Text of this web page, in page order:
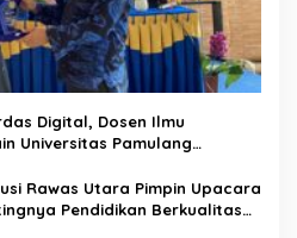
Digital, Dosen Ilmu
Universitas Pamulang
Jawilan
Rawas Utara Pimpin Upacara
Pendidikan Berkualitas